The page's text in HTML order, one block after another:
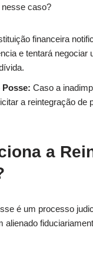
caso?
financeira
e tentará negociar
Posse: Caso a
a reintegração de
a
é um processo
alienado